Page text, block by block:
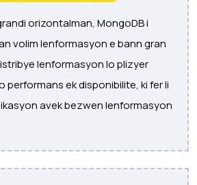
orizontalman, MongoDB i
volim lenformasyon e bann gran
lenformasyon lo plizyer
performans ek disponibilite, ki fer li
avek bezwen lenformasyon